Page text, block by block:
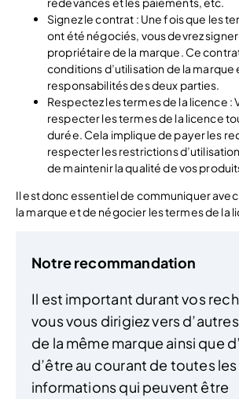
Signez le contrat : Une fois que les
ont été négociés, vous devrez
propriétaire de la marque. Ce
conditions d’utilisation de la marque
responsabilités des deux parties.
Respectez les termes de la licence :
respecter les termes de la licence
durée. Cela implique de payer les
respecter les restrictions
de maintenir la qualité de vos
Il est donc essentiel de communiquer
la marque et de négocier les termes de la
Notre recommandation
Il est important durant vos
vous vous dirigiez vers
de la même marque ainsi que
d’être au courant de toutes les
informations qui peuvent être